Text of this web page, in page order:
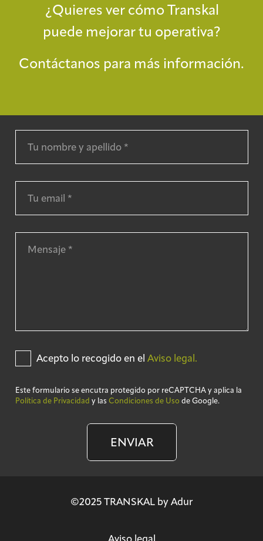
¿Quieres ver cómo Transkal
puede mejorar tu operativa?
Contáctanos para más información.
Acepto lo recogido en el Aviso legal.
Este formulario se encutra protegido por reCAPTCHA y aplica la
Política de Privacidad y las Condiciones de Uso de Google.
ENVIAR
©2025 TRANSKAL by Adur
Aviso legal